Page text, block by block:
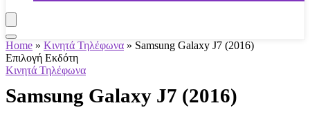
Home » Κινητά Τηλέφωνα » Samsung Galaxy J7 (2016)
Επιλογή Εκδότη
Κινητά Τηλέφωνα
Samsung Galaxy J7 (2016)